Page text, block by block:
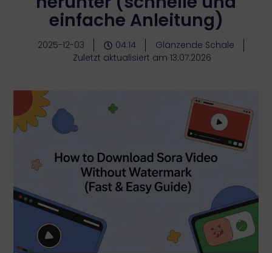
einfache Anleitung)
2025-12-03 04:14
Glänzende Schale
Zuletzt aktualisiert am 13.07.2026